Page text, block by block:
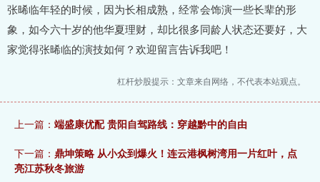
张晞临年轻的时候，因为长相成熟，经常会饰演一些长辈的形
象，如今六十岁的他华夏理财，却比很多同龄人状态还要好，大
家觉得张晞临的演技如何？欢迎留言告诉我吧！
杠杆炒股提示：文章来自网络，不代表本站观点。
上一篇： 端盛康优配 贵阳自驾路线：穿越黔中的自由
下一篇： 鼎坤策略 从小众到爆火！连云港枫树湾用一片红叶，点
亮江苏秋冬旅游